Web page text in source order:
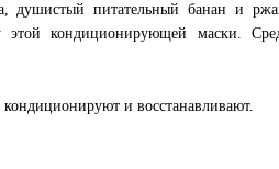
душистый питательный банан и
кондиционирующей маски.
и восстанавливают.